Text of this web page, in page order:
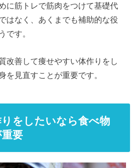
に筋トレで筋肉をつけて基礎代
はなく、あくまでも補助的な役
です。
改善して痩せやすい体作りをし
を見直すことが重要です。
をしたいなら食べ物
要